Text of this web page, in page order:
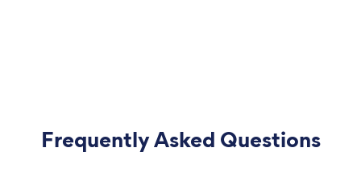
Frequently Asked Questions